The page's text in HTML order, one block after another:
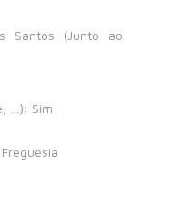
Santos (Junto ao
…): Sim